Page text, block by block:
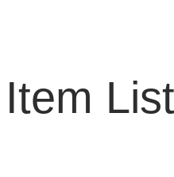
Item List